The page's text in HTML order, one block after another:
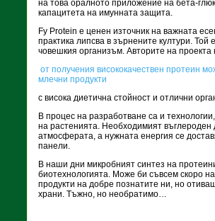
на това оралното приложение на бета-
капацитета на имунната защита.
Fy Protein е ценен източник на важната
практика липсва в зърнените култури. Той
човешкия организъм. Авторите на
от получения висококачествен протеин
млечни продукти
с висока диетична стойност и отлични
В процес на разработване са и
на растенията. Необходимият въглероден
атмосферата, а нужната енергия се
панели.
В наши дни микробният синтез на
биотехнологията. Може би съвсем скоро
продукти на добре познатите ни, но
храни. Тъжно, но необратимо…